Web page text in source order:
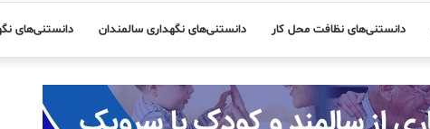
دانستنی‌های نظافت محل کار دانستنی‌های نگهداری سالمندان دانستنی‌های